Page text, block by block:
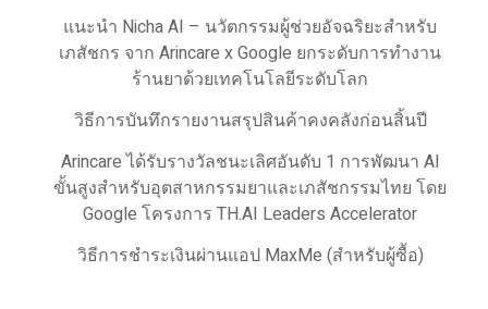
แนะนำ Nicha AI – นวัตกรรมผู้ช่วยอัจฉริยะสำหรับ
เภสัชกร จาก Arincare x Google ยกระดับการทำงาน
ร้านยาด้วยเทคโนโลยีระดับโลก
วิธีการบันทึกรายงานสรุปสินค้าคงคลังก่อนสิ้นปี
Arincare ได้รับรางวัลชนะเลิศอันดับ 1 การพัฒนา AI
ขั้นสูงสำหรับอุตสาหกรรมยาและเภสัชกรรมไทย โดย
Google โครงการ TH.AI Leaders Accelerator
วิธีการชำระเงินผ่านแอป MaxMe (สำหรับผู้ซื้อ)